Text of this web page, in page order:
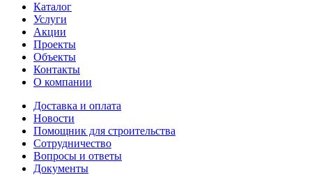
Каталог
Услуги
Акции
Проекты
Объекты
Контакты
О компании
Доставка и оплата
Новости
Помощник для строительства
Сотрудничество
Вопросы и ответы
Документы